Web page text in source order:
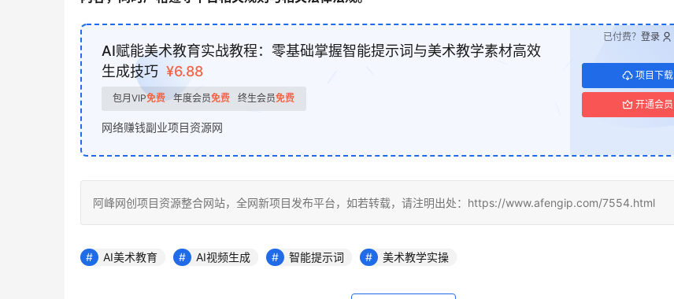
AI赋能美术教育实战教程：零基础掌握智能提示词与美术教学素材高效
生成技巧 ¥6.88
包月VIP免费 年度会员免费 终生会员免费
网络赚钱副业项目资源网
项目下载
开通会员
已付费？ 登录
阿峰网创项目资源整合网站，全网新项目发布平台，如若转载，请注明出处：https://www.afengip.com/7554.html
AI美术教育 AI视频生成 智能提示词 美术教学实操